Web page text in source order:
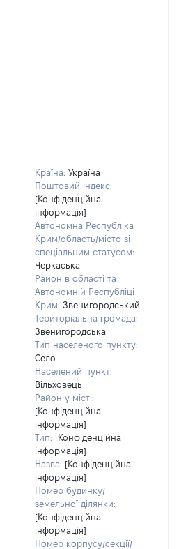
Країна: Україна
Поштовий індекс:
[Конфіденційна
інформація]
Автономна Республіка
Крим/область/місто зі
спеціальним статусом:
Черкаська
Район в області та
Автономній Республіці
Крим: Звенигородський
Територіальна громада:
Звенигородська
Тип населеного пункту:
Село
Населений пункт:
Вільховець
Район у місті:
[Конфіденційна
інформація]
Тип: [Конфіденційна
інформація]
Назва: [Конфіденційна
інформація]
Номер будинку/
земельної ділянки:
[Конфіденційна
інформація]
Номер корпусу/секції/